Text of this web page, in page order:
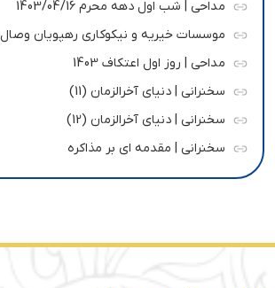
مداحی | شب اول دهه محرم 1403/04/16
موسسات خیریه و نیکوکاری رهپویان وصال
مداحی | روز اول اعتکاف 1403
سخنرانی | دنیای آخرالزمان (11)
سخنرانی | دنیای آخرالزمان (12)
سخنرانی | مقدمه ای بر مذاکره